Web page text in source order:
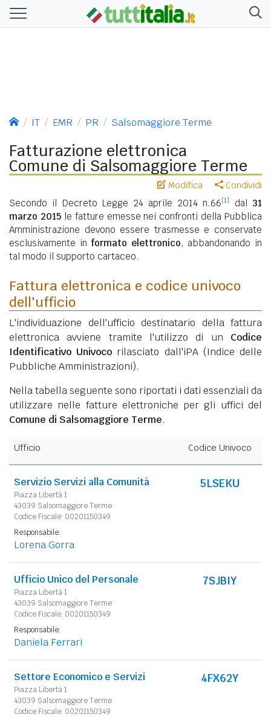
IT EMR PR Salsomaggiore Terme
Fatturazione elettronica
Comune di Salsomaggiore Terme
Modifica Condividi
Secondo il Decreto Legge 24 aprile 2014 n.66[1] dal 31
marzo 2015le fatture emesse nei confronti della Pubblica
Amministrazione devono essere trasmesse e conservate
esclusivamente in formato elettronico, abbandonando in
tal modo il supporto cartaceo.
Fattura elettronica e codice univoco
dell'ufficio
L'individuazione dell'ufficio destinatario della fattura
elettronica avviene tramite l'utilizzo di un Codice
Identificativo Univoco rilasciato dall'iPA (Indice delle
Pubbliche Amministrazioni).
Nella tabella seguente sono riportati i dati essenziali da
utilizzare nelle fatture elettroniche per gli uffici del
Comune di Salsomaggiore Terme.
Ufficio Codice Univoco
Servizio Servizi alla Comunità
Piazza Libertà 1
43039 Salsomaggiore Terme
Codice Fiscale: 00201150349
5LSEKU
Responsabile:
Lorena Gorra
Ufficio Unico del Personale
Piazza Libertà 1
43039 Salsomaggiore Terme
Codice Fiscale: 00201150349
7SJBIY
Responsabile:
Daniela Ferrari
Settore Economico e Servizi
Piazza Libertà 1
43039 Salsomaggiore Terme
Codice Fiscale: 00201150349
4FX62Y